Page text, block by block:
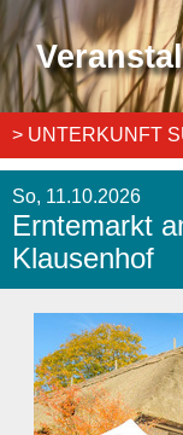
> UNTERKUNFT
So, 11.10.2026
Erntemarkt
Klausenhof